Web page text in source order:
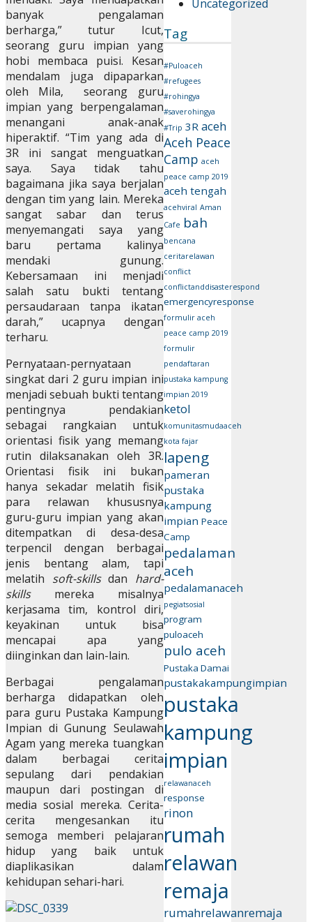
Uncategorized
Tag
#Puloaceh
#refugees
#rohingya
#saverohingya
#Trip 3R aceh
Aceh Peace
Camp aceh
peace camp 2019
aceh tengah
acehviral Aman
Cafe bah
bencana
ceritarelawan
conflict
conflictanddisasterespond
emergencyresponse
formulir aceh
peace camp 2019
formulir
pendaftaran
pustaka kampung
impian 2019
ketol
komunitasmudaaceh
kota fajar
lapeng
pameran
pustaka
kampung
impian Peace
Camp
pedalaman
aceh
pedalamanaceh
pegiatsosial
program
puloaceh
pulo aceh
Pustaka Damai
pustakakampungimpian
pustaka
kampung
impian
relawanaceh
response
rinon
rumah
relawan
remaja
rumahrelawanremaja
banyak pengalaman
berharga,” tutur Icut,
seorang guru impian yang
hobi membaca puisi. Kesan
mendalam juga dipaparkan
oleh Mila, seorang guru
impian yang berpengalaman
menangani anak-anak
hiperaktif. “Tim yang ada di
3R ini sangat menguatkan
saya. Saya tidak tahu
bagaimana jika saya berjalan
dengan tim yang lain. Mereka
sangat sabar dan terus
menyemangati saya yang
baru pertama kalinya
mendaki gunung.
Kebersamaan ini menjadi
salah satu bukti tentang
persaudaraan tanpa ikatan
darah,” ucapnya dengan
terharu.
Pernyataan-pernyataan
singkat dari 2 guru impian ini
menjadi sebuah bukti tentang
pentingnya pendakian
sebagai rangkaian untuk
orientasi fisik yang memang
rutin dilaksanakan oleh 3R.
Orientasi fisik ini bukan
hanya sekadar melatih fisik
para relawan khususnya
guru-guru impian yang akan
ditempatkan di desa-desa
terpencil dengan berbagai
jenis bentang alam, tapi
melatih soft-skillsdan hard-
skills mereka misalnya
kerjasama tim, kontrol diri,
keyakinan untuk bisa
mencapai apa yang
diinginkan dan lain-lain.
Berbagai pengalaman
berharga didapatkan oleh
para guru Pustaka Kampung
Impian di Gunung Seulawah
Agam yang mereka tuangkan
dalam berbagai cerita
sepulang dari pendakian
maupun dari postingan di
media sosial mereka. Cerita-
cerita mengesankan itu
semoga memberi pelajaran
hidup yang baik untuk
diaplikasikan dalam
kehidupan sehari-hari.